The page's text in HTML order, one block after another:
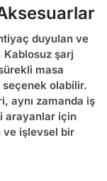
duyulan ve
şarj
masa
seçenek olabilir.
aynı zamanda iş
arayanlar için
işlevsel bir